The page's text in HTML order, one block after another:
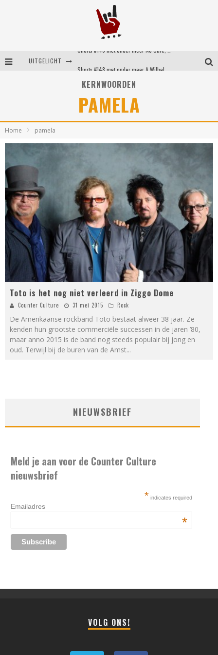
UITGELICHT
KERNWOORDEN
PAMELA
Home pamela
Toto is het nog niet verleerd in Ziggo Dome
Counter Culture 31 mei 2015 Rock
De Amerikaanse rockband Toto bestaat alweer 38 jaar. Ze
kenden hun grootste commerciële successen in de jaren ’80,
maar anno 2015 is de band nog steeds populair bij jong en
oud. Terwijl bij de buren van de Amst...
NIEUWSBRIEF
Meld je aan voor de Counter Culture
nieuwsbrief
* indicates required
Emailadres
*
VOLG ONS!